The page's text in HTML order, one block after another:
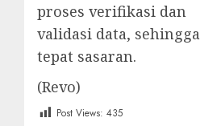
proses verifikasi dan
validasi data, sehingga
tepat sasaran.
(Revo)
Post Views: 435